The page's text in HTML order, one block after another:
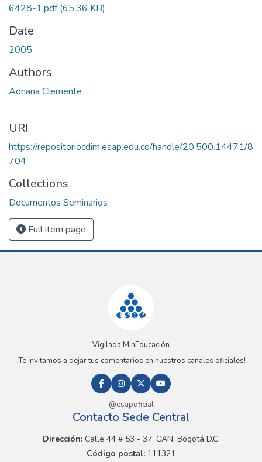
6428-1.pdf(65.36 KB)
Date
2005
Authors
Adriana Clemente
URI
https://repositoriocdim.esap.edu.co/handle/20.500.14471/8
704
Collections
Documentos Seminarios
Full item page
Vigilada MinEducación
¡Te invitamos a dejar tus comentarios en nuestros canales oficiales!
@esapoficial
Contacto Sede Central
Dirección:Calle 44 # 53 - 37, CAN, Bogotá D.C.
Código postal: 111321